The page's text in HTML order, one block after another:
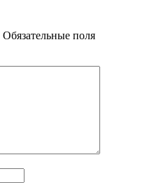
Обязательные поля